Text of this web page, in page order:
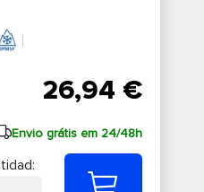
26,94 €
Envio grátis em 24/48h